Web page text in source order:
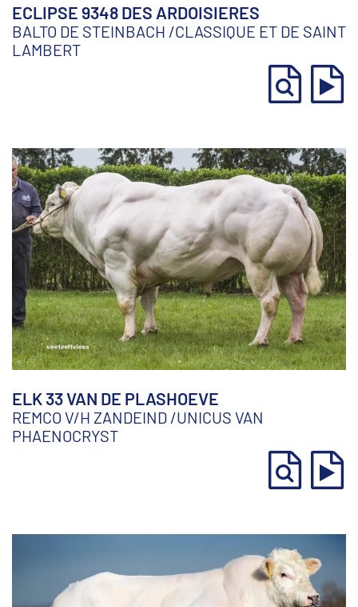
ECLIPSE 9348 DES ARDOISIERES
BALTO DE STEINBACH /CLASSIQUE ET DE SAINT
LAMBERT
ELK 33 VAN DE PLASHOEVE
REMCO V/H ZANDEIND /UNICUS VAN
PHAENOCRYST